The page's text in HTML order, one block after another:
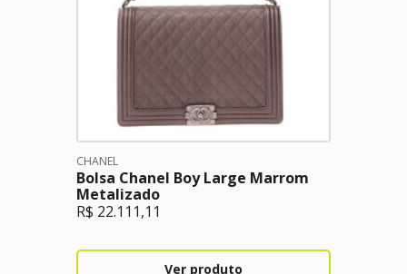
CHANEL
Bolsa Chanel Boy Large Marrom
Metalizado
R$ 22.111,11
Ver produto